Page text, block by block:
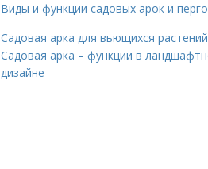
Виды и функции садовых арок и
Садовая арка для вьющихся
Садовая арка – функции в
дизайне